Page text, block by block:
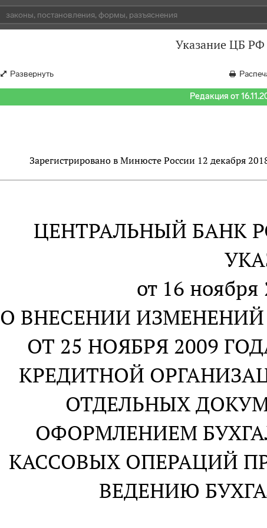
Указание ЦБ
Развернуть
Редакция от
Зарегистрировано в Минюсте России 12 декабря
ЦЕНТРАЛЬНЫЙ БАНК
от 16
О ВНЕСЕНИИ
ОТ 25 НОЯБРЯ 2009
КРЕДИТНОЙ
ОТДЕЛЬНЫХ
ОФОРМЛЕНИЕМ
КАССОВЫХ ОПЕРАЦИЙ
ВЕДЕНИЮ